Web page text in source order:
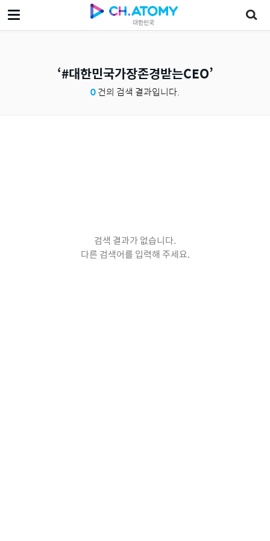
대한민국
#대한민국가장존경받는CEO
0건의 검색 결과입니다.
검색 결과가 없습니다.
다른 검색어를 입력해 주세요.